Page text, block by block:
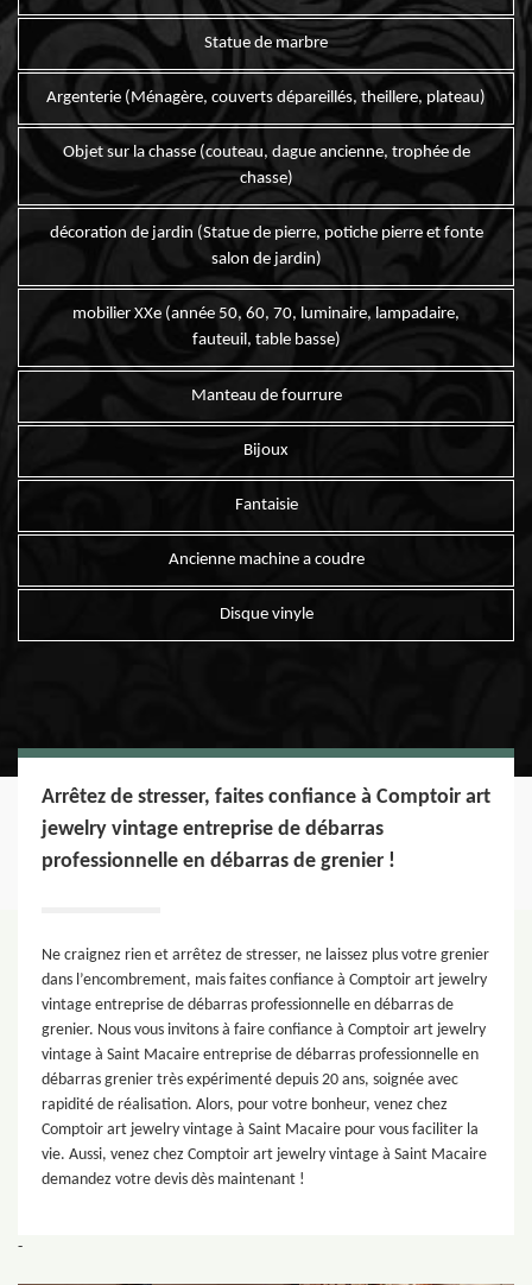
Statue de marbre
Argenterie (Ménagère, couverts dépareillés, theillere, plateau)
Objet sur la chasse (couteau, dague ancienne, trophée de
chasse)
décoration de jardin (Statue de pierre, potiche pierre et fonte
salon de jardin)
mobilier XXe (année 50, 60, 70, luminaire, lampadaire,
fauteuil, table basse)
Manteau de fourrure
Bijoux
Fantaisie
Ancienne machine a coudre
Disque vinyle
Arrêtez de stresser, faites confiance à Comptoir art
jewelry vintage entreprise de débarras
professionnelle en débarras de grenier !
Ne craignez rien et arrêtez de stresser, ne laissez plus votre grenier
dans l’encombrement, mais faites confiance à Comptoir art jewelry
vintage entreprise de débarras professionnelle en débarras de
grenier. Nous vous invitons à faire confiance à Comptoir art jewelry
vintage à Saint Macaire entreprise de débarras professionnelle en
débarras grenier très expérimenté depuis 20 ans, soignée avec
rapidité de réalisation. Alors, pour votre bonheur, venez chez
Comptoir art jewelry vintage à Saint Macaire pour vous faciliter la
vie. Aussi, venez chez Comptoir art jewelry vintage à Saint Macaire
demandez votre devis dès maintenant !
-